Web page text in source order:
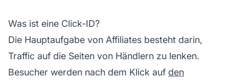
Was ist eine Click-ID?
Die Hauptaufgabe von Affiliates besteht darin,
Traffic auf die Seiten von Händlern zu lenken.
Besucher werden nach dem Klick auf den